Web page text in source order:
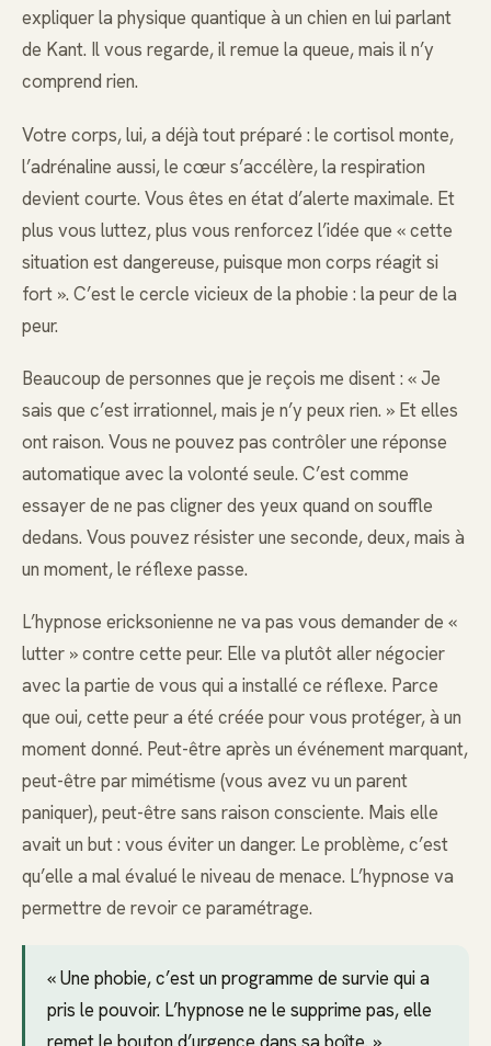
expliquer la physique quantique à un chien en lui parlant
de Kant. Il vous regarde, il remue la queue, mais il n’y
comprend rien.
Votre corps, lui, a déjà tout préparé : le cortisol monte,
l’adrénaline aussi, le cœur s’accélère, la respiration
devient courte. Vous êtes en état d’alerte maximale. Et
plus vous luttez, plus vous renforcez l’idée que « cette
situation est dangereuse, puisque mon corps réagit si
fort ». C’est le cercle vicieux de la phobie : la peur de la
peur.
Beaucoup de personnes que je reçois me disent : « Je
sais que c’est irrationnel, mais je n’y peux rien. » Et elles
ont raison. Vous ne pouvez pas contrôler une réponse
automatique avec la volonté seule. C’est comme
essayer de ne pas cligner des yeux quand on souffle
dedans. Vous pouvez résister une seconde, deux, mais à
un moment, le réflexe passe.
L’hypnose ericksonienne ne va pas vous demander de «
lutter » contre cette peur. Elle va plutôt aller négocier
avec la partie de vous qui a installé ce réflexe. Parce
que oui, cette peur a été créée pour vous protéger, à un
moment donné. Peut-être après un événement marquant,
peut-être par mimétisme (vous avez vu un parent
paniquer), peut-être sans raison consciente. Mais elle
avait un but : vous éviter un danger. Le problème, c’est
qu’elle a mal évalué le niveau de menace. L’hypnose va
permettre de revoir ce paramétrage.
« Une phobie, c’est un programme de survie qui a
pris le pouvoir. L’hypnose ne le supprime pas, elle